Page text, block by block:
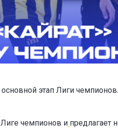
этап Лиги
чемпионов и предлагает